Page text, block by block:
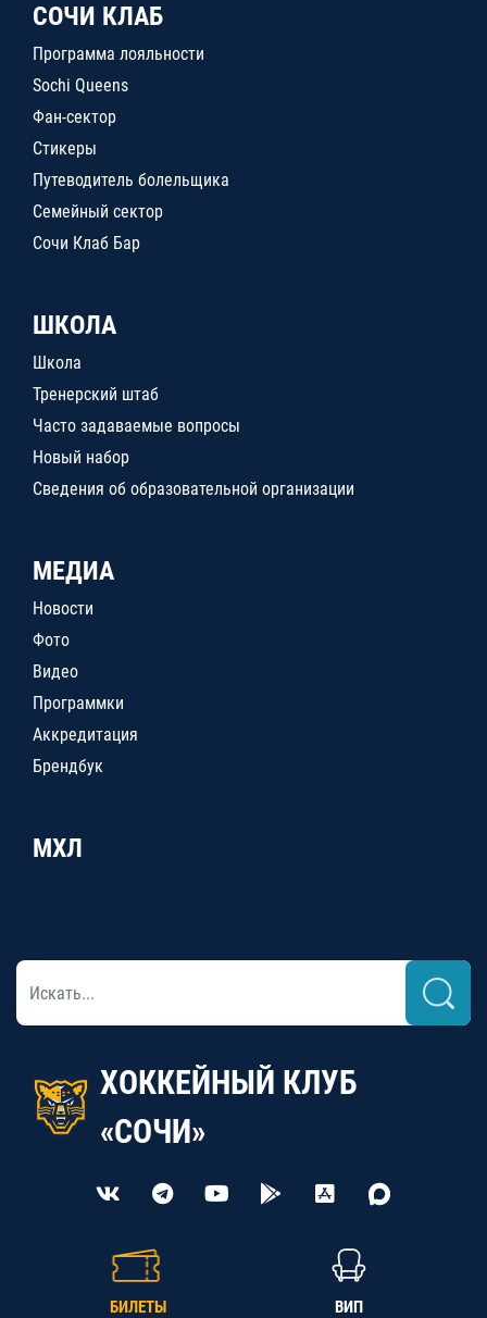
СОЧИ КЛАБ
Программа лояльности
Sochi Queens
Фан-сектор
Стикеры
Путеводитель болельщика
Семейный сектор
Сочи Клаб Бар
ШКОЛА
Школа
Тренерский штаб
Часто задаваемые вопросы
Новый набор
Сведения об образовательной организации
МЕДИА
Новости
Фото
Видео
Программки
Аккредитация
Брендбук
МХЛ
ХОККЕЙНЫЙ КЛУБ
«СОЧИ»
БИЛЕТЫ ВИП